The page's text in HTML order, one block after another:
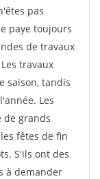
pas
paye toujours
de travaux
travaux
saison, tandis
Les
grands
fêtes de fin
S'ils ont des
à demander